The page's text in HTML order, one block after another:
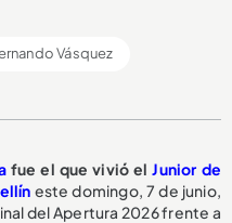
Vásquez
fue el que vivió elJunior de
este domingo, 7 de junio,
del Apertura 2026 frente a